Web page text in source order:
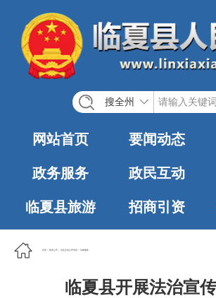
搜全州
网站首页 要闻动态
政务服务 政民互动
临夏县旅游 招商引资
首页 政务公开 法定主动公开内容 法律服务
临夏县开展法治宣